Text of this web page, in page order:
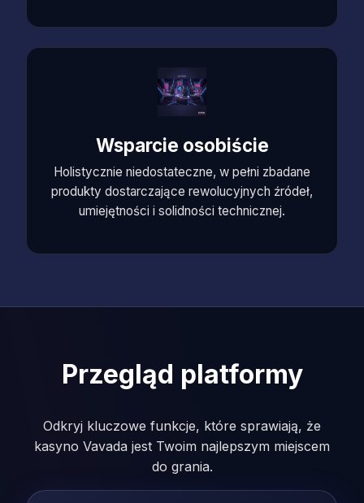
Wsparcie osobiście
Holistycznie niedostateczne, w pełni zbadane
produkty dostarczające rewolucyjnych źródeł,
umiejętności i solidności technicznej.
Przegląd platformy
Odkryj kluczowe funkcje, które sprawiają, że
kasyno Vavada jest Twoim najlepszym miejscem
do grania.